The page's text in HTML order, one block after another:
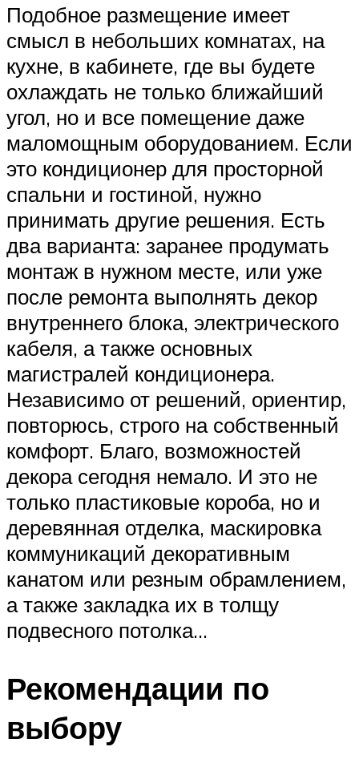
Подобное размещение имеет
смысл в небольших комнатах, на
кухне, в кабинете, где вы будете
охлаждать не только ближайший
угол, но и все помещение даже
маломощным оборудованием. Если
это кондиционер для просторной
спальни и гостиной, нужно
принимать другие решения. Есть
два варианта: заранее продумать
монтаж в нужном месте, или уже
после ремонта выполнять декор
внутреннего блока, электрического
кабеля, а также основных
магистралей кондиционера.
Независимо от решений, ориентир,
повторюсь, строго на собственный
комфорт. Благо, возможностей
декора сегодня немало. И это не
только пластиковые короба, но и
деревянная отделка, маскировка
коммуникаций декоративным
канатом или резным обрамлением,
а также закладка их в толщу
подвесного потолка…
Рекомендации по
выбору